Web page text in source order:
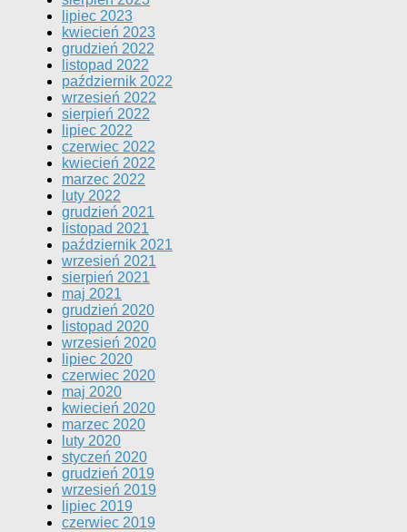
lipiec 2023
kwiecień 2023
grudzień 2022
listopad 2022
październik 2022
wrzesień 2022
sierpień 2022
lipiec 2022
czerwiec 2022
kwiecień 2022
marzec 2022
luty 2022
grudzień 2021
listopad 2021
październik 2021
wrzesień 2021
sierpień 2021
maj 2021
grudzień 2020
listopad 2020
wrzesień 2020
lipiec 2020
czerwiec 2020
maj 2020
kwiecień 2020
marzec 2020
luty 2020
styczeń 2020
grudzień 2019
wrzesień 2019
lipiec 2019
czerwiec 2019